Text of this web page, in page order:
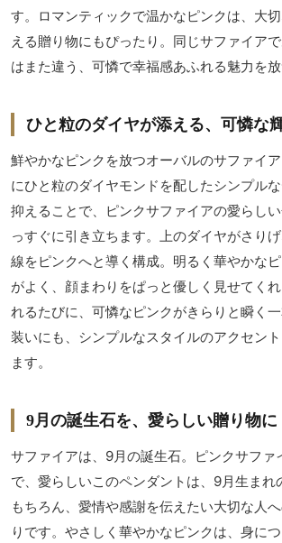
す。ロマンティックで温かなピンクは、大
える贈り物にもぴったり。同じサファイア
はまた違う、可憐で幸福感あふれる魅力を放
ひと粒のダイヤが添える、可憐な
鮮やかなピンクを放つオーバルのサファイ
にひと粒のダイヤモンドを配したシンプル
抑えることで、ピンクサファイアの愛らし
っすぐに引き立ちます。上のダイヤがさり
線をピンクへと導く構成。明るく華やかな
がよく、顔まわりをぱっと優しく見せてく
れるたびに、可憐なピンクがきらりと瞬く
装いにも、シンプルなスタイルのアクセン
ます。
9月の誕生石を、愛らしい贈り物に
サファイアは、9月の誕生石。ピンクサファ
で、愛らしいこのペンダントは、9月生まれ
もちろん、愛情や感謝を伝えたい大切な人
りです。やさしく華やかなピンクは、身につ